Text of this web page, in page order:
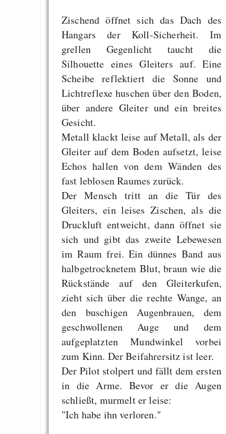
Zischend öffnet sich das Dach des
Hangars der Koll-Sicherheit. Im
grellen Gegenlicht taucht die
Silhouette eines Gleiters auf. Eine
Scheibe reflektiert die Sonne und
Lichtreflexe huschen über den Boden,
über andere Gleiter und ein breites
Gesicht.
Metall klackt leise auf Metall, als der
Gleiter auf dem Boden aufsetzt, leise
Echos hallen von dem Wänden des
fast leblosen Raumes zurück.
Der Mensch tritt an die Tür des
Gleiters, ein leises Zischen, als die
Druckluft entweicht, dann öffnet sie
sich und gibt das zweite Lebewesen
im Raum frei. Ein dünnes Band aus
halbgetrocknetem Blut, braun wie die
Rückstände auf den Gleiterkufen,
zieht sich über die rechte Wange, an
den buschigen Augenbrauen, dem
geschwollenen Auge und dem
aufgeplatzten Mundwinkel vorbei
zum Kinn. Der Beifahrersitz ist leer.
Der Pilot stolpert und fällt dem ersten
in die Arme. Bevor er die Augen
schließt, murmelt er leise:
"Ich habe ihn verloren."